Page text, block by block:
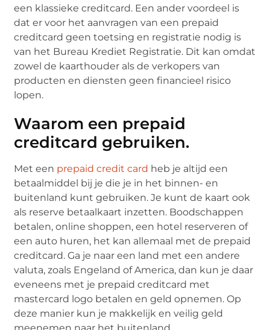
een klassieke creditcard. Een ander voordeel is
dat er voor het aanvragen van een prepaid
creditcard geen toetsing en registratie nodig is
van het Bureau Krediet Registratie. Dit kan omdat
zowel de kaarthouder als de verkopers van
producten en diensten geen financieel risico
lopen.
Waarom een prepaid
creditcard gebruiken.
Met een prepaid credit card heb je altijd een
betaalmiddel bij je die je in het binnen- en
buitenland kunt gebruiken. Je kunt de kaart ook
als reserve betaalkaart inzetten. Boodschappen
betalen, online shoppen, een hotel reserveren of
een auto huren, het kan allemaal met de prepaid
creditcard. Ga je naar een land met een andere
valuta, zoals Engeland of America, dan kun je daar
eveneens met je prepaid creditcard met
mastercard logo betalen en geld opnemen. Op
deze manier kun je makkelijk en veilig geld